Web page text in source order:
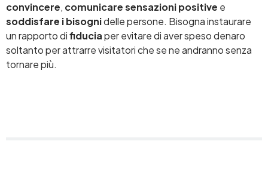
convincere, comunicare sensazioni positive e
soddisfare i bisognidelle persone. Bisogna instaurare
un rapporto difiduciaper evitare di aver speso denaro
soltanto per attrarre visitatori che se ne andranno senza
tornare più.